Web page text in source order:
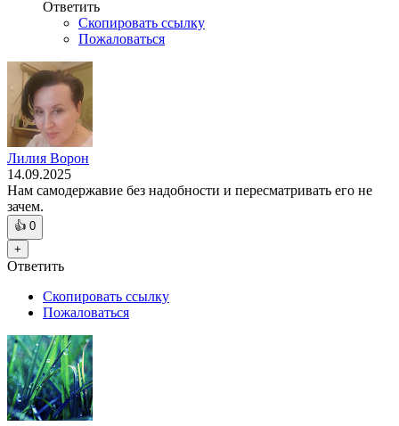
Ответить
Скопировать ссылку
Пожаловаться
Лилия Ворон
14.09.2025
Нам самодержавие без надобности и пересматривать его не
зачем.
👍 0
+
Ответить
Скопировать ссылку
Пожаловаться